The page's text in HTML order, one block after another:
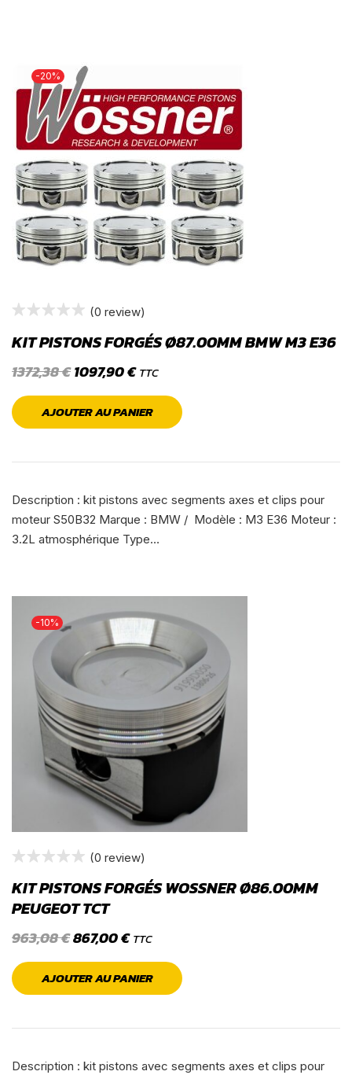
-20%
(0 review)
KIT PISTONS FORGÉS Ø87.00MM BMW M3 E36
1372,38€1097,90€ TTC
AJOUTER AU PANIER
Description : kit pistons avec segments axes et clips pour
moteur S50B32 Marque : BMW / Modèle : M3 E36 Moteur :
3.2L atmosphérique Type…
-10%
(0 review)
KIT PISTONS FORGÉS WOSSNER Ø86.00MM
PEUGEOT TCT
963,08€867,00€ TTC
AJOUTER AU PANIER
Description : kit pistons avec segments axes et clips pour